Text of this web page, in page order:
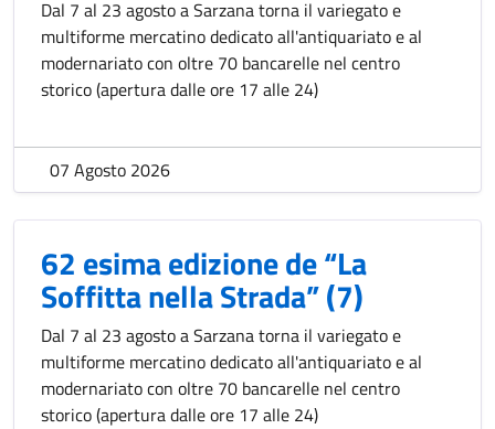
Dal 7 al 23 agosto a Sarzana torna il variegato e
multiforme mercatino dedicato all'antiquariato e al
modernariato con oltre 70 bancarelle nel centro
storico (apertura dalle ore 17 alle 24)
07 Agosto 2026
62 esima edizione de “La
Soffitta nella Strada” (7)
Dal 7 al 23 agosto a Sarzana torna il variegato e
multiforme mercatino dedicato all'antiquariato e al
modernariato con oltre 70 bancarelle nel centro
storico (apertura dalle ore 17 alle 24)